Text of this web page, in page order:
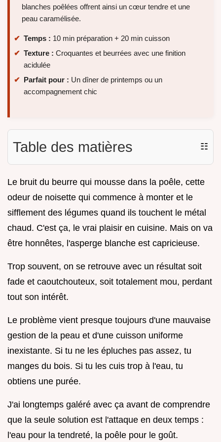
blanches poêlées offrent ainsi un cœur tendre et une
peau caramélisée.
Temps : 10 min préparation + 20 min cuisson
Texture : Croquantes et beurrées avec une finition
acidulée
Parfait pour : Un dîner de printemps ou un
accompagnement chic
Table des matières ☷
Le bruit du beurre qui mousse dans la poêle, cette
odeur de noisette qui commence à monter et le
sifflement des légumes quand ils touchent le métal
chaud. C'est ça, le vrai plaisir en cuisine. Mais on va
être honnêtes, l'asperge blanche est capricieuse.
Trop souvent, on se retrouve avec un résultat soit
fade et caoutchouteux, soit totalement mou, perdant
tout son intérêt.
Le problème vient presque toujours d'une mauvaise
gestion de la peau et d'une cuisson uniforme
inexistante. Si tu ne les épluches pas assez, tu
manges du bois. Si tu les cuis trop à l'eau, tu
obtiens une purée.
J'ai longtemps galéré avec ça avant de comprendre
que la seule solution est l'attaque en deux temps :
l'eau pour la tendreté, la poêle pour le goût.